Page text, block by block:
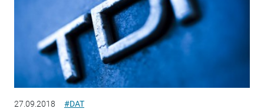
27.09.2018 #DAT